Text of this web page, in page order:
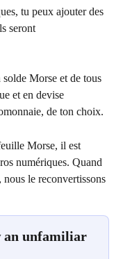
tu peux ajouter des
seront
Morse et de tous
et en devise
de ton choix.
Morse, il est
numériques. Quand
le reconvertissons
an unfamiliar